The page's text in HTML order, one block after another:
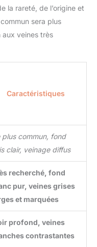
la rareté, de l’origine et
sera plus
aux veines très
Caractéristiques
plus commun, fond
clair, veinage diffus
recherché, fond
pur, veines grises
et marquées
profond, veines
contrastantes